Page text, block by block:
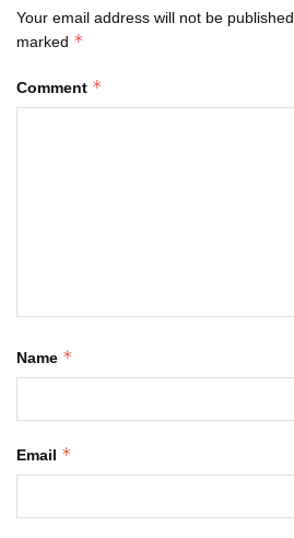
Your email address will not be published.
marked *
Comment *
Name *
Email *